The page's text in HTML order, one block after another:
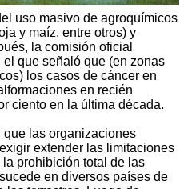
uso masivo de agroquímicos
y maíz, entre otros) y
la comisión oficial
que señaló que (en zonas
los casos de cáncer en
en recién
ciento en la última década.
que las organizaciones
extender las limitaciones
prohibición total de las
en diversos países de